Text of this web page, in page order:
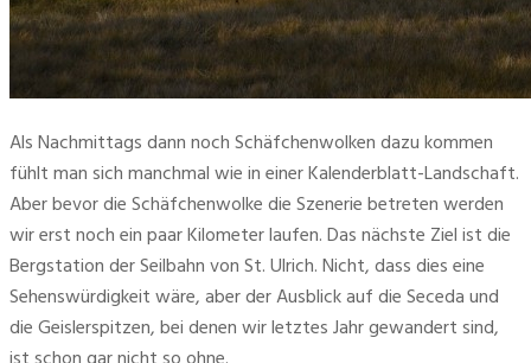
Als Nachmittags dann noch Schäfchenwolken dazu kommen
fühlt man sich manchmal wie in einer Kalenderblatt-Landschaft.
Aber bevor die Schäfchenwolke die Szenerie betreten werden
wir erst noch ein paar Kilometer laufen. Das nächste Ziel ist die
Bergstation der Seilbahn von St. Ulrich. Nicht, dass dies eine
Sehenswürdigkeit wäre, aber der Ausblick auf die Seceda und
die Geislerspitzen, bei denen wir letztes Jahr gewandert sind,